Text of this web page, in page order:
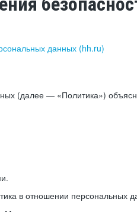
данных (hh.ru)
(далее — «Политика»)
в отношении персональных